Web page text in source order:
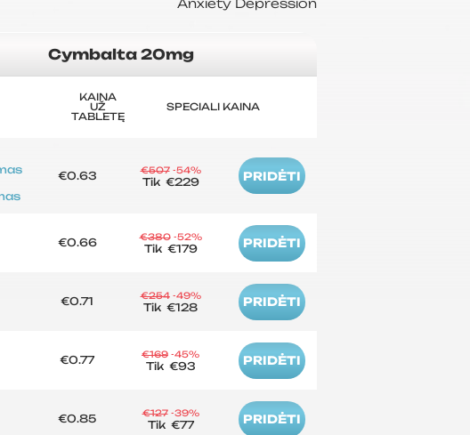
Cymbalta 20mg
KAINA
UŽ
TABLETĘ
SPECIALI KAINA
€0.63 €507 -54%
Tik €229 PRIDĖTI
€0.66 €380 -52%
Tik €179 PRIDĖTI
€0.71 €254 -49%
Tik €128 PRIDĖTI
€0.77 €169 -45%
Tik €93 PRIDĖTI
€0.85 €127 -39%
Tik €77 PRIDĖTI